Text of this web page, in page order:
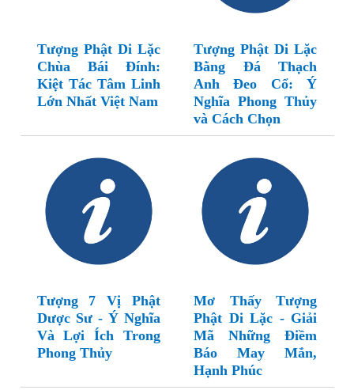
Tượng Phật Di Lặc
Chùa Bái Đính:
Kiệt Tác Tâm Linh
Lớn Nhất Việt Nam
Tượng Phật Di Lặc
Bằng Đá Thạch
Anh Đeo Cổ: Ý
Nghĩa Phong Thủy
và Cách Chọn
Tượng 7 Vị Phật
Dược Sư - Ý Nghĩa
Và Lợi Ích Trong
Phong Thủy
Mơ Thấy Tượng
Phật Di Lặc - Giải
Mã Những Điềm
Báo May Mắn,
Hạnh Phúc